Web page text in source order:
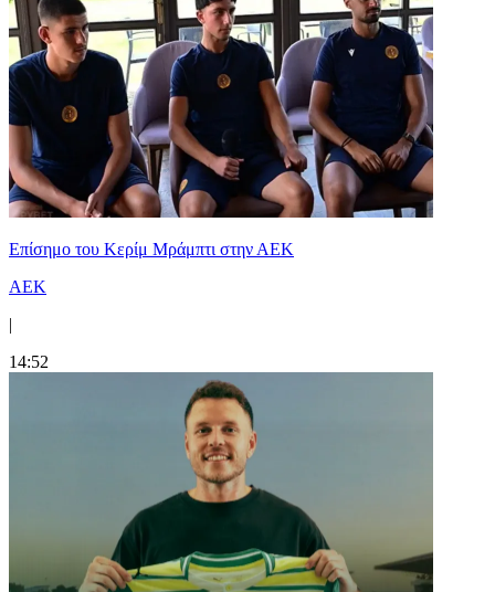
Επίσημο του Κερίμ Μράμπτι στην ΑΕK
ΑΕΚ
|
14:52